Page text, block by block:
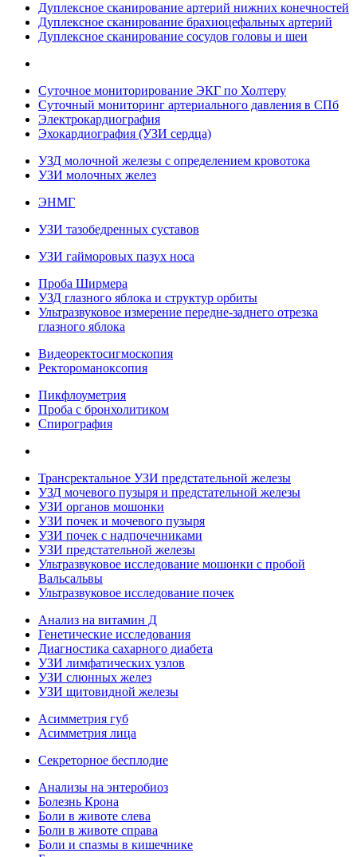
Дуплексное сканирование артерий нижних конечностей
Дуплексное сканирование брахиоцефальных артерий
Дуплексное сканирование сосудов головы и шеи
Суточное мониторирование ЭКГ по Холтеру
Суточный мониторинг артериального давления в СПб
Электрокардиография
Эхокардиография (УЗИ сердца)
УЗД молочной железы с определением кровотока
УЗИ молочных желез
ЭНМГ
УЗИ тазобедренных суставов
УЗИ гайморовых пазух носа
Проба Ширмера
УЗД глазного яблока и структур орбиты
Ультразвуковое измерение передне-заднего отрезка
глазного яблока
Видеоректосигмоскопия
Ректороманоксопия
Пикфлоуметрия
Проба с бронхолитиком
Спирография
Трансректальное УЗИ предстательной железы
УЗД мочевого пузыря и предстательной железы
УЗИ органов мошонки
УЗИ почек и мочевого пузыря
УЗИ почек с надпочечниками
УЗИ предстательной железы
Ультразвуковое исследование мошонки с пробой
Вальсальвы
Ультразвуковое исследование почек
Анализ на витамин Д
Генетические исследования
Диагностика сахарного диабета
УЗИ лимфатических узлов
УЗИ слюнных желез
УЗИ щитовидной железы
Асимметрия губ
Асимметрия лица
Секреторное бесплодие
Анализы на энтеробиоз
Болезнь Крона
Боли в животе слева
Боли в животе справа
Боли и спазмы в кишечнике